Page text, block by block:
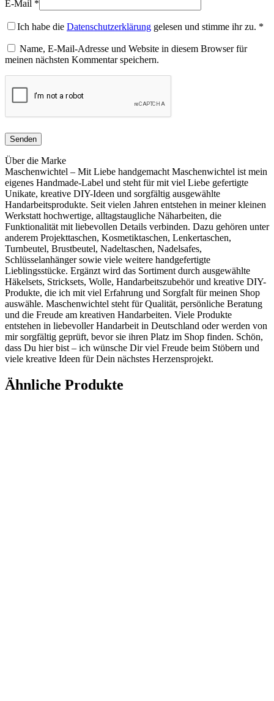
E-Mail *
Ich habe die Datenschutzerklärung gelesen und stimme ihr zu. *
Name, E-Mail-Adresse und Website in diesem Browser für
meinen nächsten Kommentar speichern.
Über die Marke
Maschenwichtel – Mit Liebe handgemacht Maschenwichtel ist mein
eigenes Handmade-Label und steht für mit viel Liebe gefertigte
Unikate, kreative DIY-Ideen und sorgfältig ausgewählte
Handarbeitsprodukte. Seit vielen Jahren entstehen in meiner kleinen
Werkstatt hochwertige, alltagstaugliche Näharbeiten, die
Funktionalität mit liebevollen Details verbinden. Dazu gehören unter
anderem Projekttaschen, Kosmetiktaschen, Lenkertaschen,
Turnbeutel, Brustbeutel, Nadeltaschen, Nadelsafes,
Schlüsselanhänger sowie viele weitere handgefertigte
Lieblingsstücke. Ergänzt wird das Sortiment durch ausgewählte
Häkelsets, Stricksets, Wolle, Handarbeitszubehör und kreative DIY-
Produkte, die ich mit viel Erfahrung und Sorgfalt für meinen Shop
auswähle. Maschenwichtel steht für Qualität, persönliche Beratung
und die Freude am kreativen Handarbeiten. Viele Produkte
entstehen in liebevoller Handarbeit in Deutschland oder werden von
mir sorgfältig geprüft, bevor sie ihren Platz im Shop finden. Schön,
dass Du hier bist – ich wünsche Dir viel Freude beim Stöbern und
viele kreative Ideen für Dein nächstes Herzensprojekt.
Ähnliche Produkte